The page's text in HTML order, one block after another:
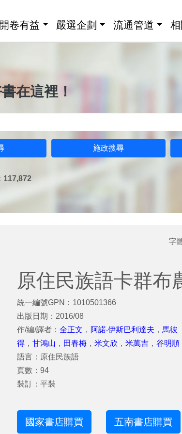
卷有益 嚴選企劃 流通管道
在這裡！
施政搜尋
117,872
字
原住民族語卡群布
統一編號GPN：1010501366
出版日期：2016/08
作/編/譯者： 全正文 ， 阿諾‧伊斯巴利達夫 ， 馬彼
得 ， 甘鴻山 ， 田春梅 ， 米文欣 ， 米萬吉 ， 谷明順
語言：原住民族語
頁數：94
裝訂：平裝
國家書店購買 五南書店購買